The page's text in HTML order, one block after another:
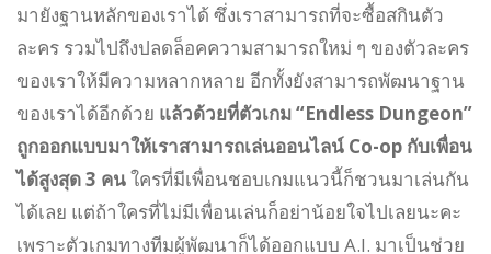
มายังฐานหลักของเราได้ ซึ่งเราสามารถที่จะซื้อสกินตัว
ละคร รวมไปถึงปลดล็อคความสามารถใหม่ ๆ ของตัวละคร
ของเราให้มีความหลากหลาย อีกทั้งยังสามารถพัฒนาฐาน
ของเราได้อีกด้วย แล้วด้วยที่ตัวเกม “Endless Dungeon”
ถูกออกแบบมาให้เราสามารถเล่นออนไลน์ Co-op กับเพื่อน
ได้สูงสุด 3 คนใครที่มีเพื่อนชอบเกมแนวนี้ก็ชวนมาเล่นกัน
ได้เลย แต่ถ้าใครที่ไม่มีเพื่อนเล่นก็อย่าน้อยใจไปเลยนะคะ
เพราะตัวเกมทางทีมผู้พัฒนาก็ได้ออกแบบ A.I. มาเป็นช่วย